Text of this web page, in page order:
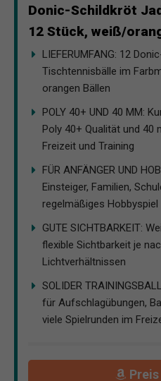
Donic-Schildkröt
12 Stück, weiß/
LIEFERUMFANG: 12
Tischtennisbälle im
orangen Bällen
POLY 40+ UND 40 MM:
Poly 40+ Qualität und
Freizeit und Training
FÜR ANFÄNGER UND
Einsteiger, Familien,
regelmäßiges Hobbyspiel
GUTE SICHTBARKEIT:
flexible Sichtbarkeit je
Lichtverhältnissen
SOLIDER
für Aufschlagübungen,
viele Spielrunden im